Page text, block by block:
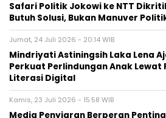
Safari Politik Jokowi ke NTT
Butuh Solusi, Bukan Manuver
Jumat, 24 Juli 2026 - 20:14 WIB
Mindriyati Astiningsih Laka Lena
Perkuat Perlindungan Anak Lewat
Literasi Digital
Kamis, 23 Juli 2026 - 15:58 WIB
Media Penyiaran Berperan